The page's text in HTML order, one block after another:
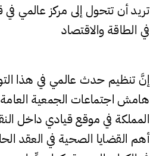
تريد أن تتحول إلى مركز عالمي
في الطاقة والاقتصاد
إنَّ تنظيم حدث عالمي في هذا
هامش اجتماعات الجمعية
المملكة في موقع قيادي داخل
أهم القضايا الصحية في العقد